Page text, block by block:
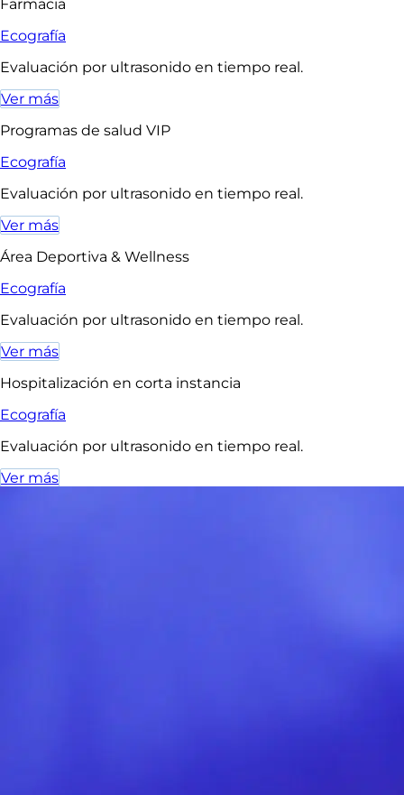
Farmacia
Ecografía
Evaluación por ultrasonido en tiempo real.
Ver más
Programas de salud VIP
Ecografía
Evaluación por ultrasonido en tiempo real.
Ver más
Área Deportiva & Wellness
Ecografía
Evaluación por ultrasonido en tiempo real.
Ver más
Hospitalización en corta instancia
Ecografía
Evaluación por ultrasonido en tiempo real.
Ver más